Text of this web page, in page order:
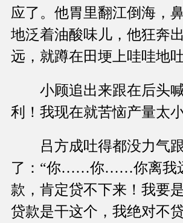
应了。他胃里翻江倒海，
地泛着油酸味儿，他狂奔
远，就蹲在田埂上哇哇地吐
小顾追出来跟在后头喊
利！我现在就苦恼产量太
吕方成吐得都没力气
了：“你……你……你离我
款，肯定贷不下来！我要
贷款是干这个，我绝对不